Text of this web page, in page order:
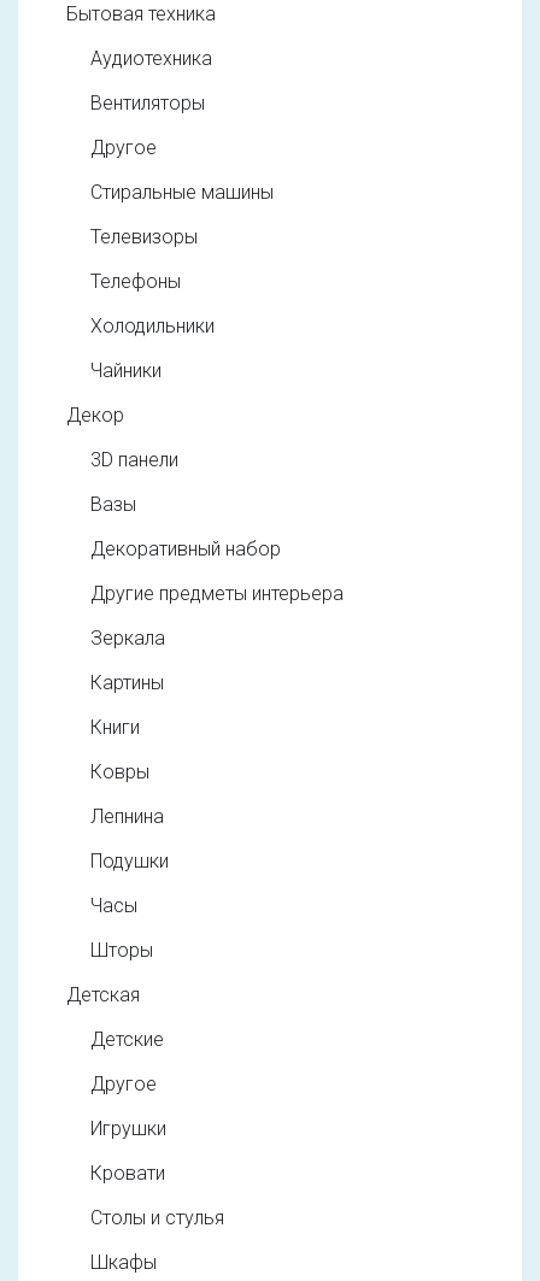
Бытовая техника
Аудиотехника
Вентиляторы
Другое
Стиральные машины
Телевизоры
Телефоны
Холодильники
Чайники
Декор
3D панели
Вазы
Декоративный набор
Другие предметы интерьера
Зеркала
Картины
Книги
Ковры
Лепнина
Подушки
Часы
Шторы
Детская
Детские
Другое
Игрушки
Кровати
Столы и стулья
Шкафы